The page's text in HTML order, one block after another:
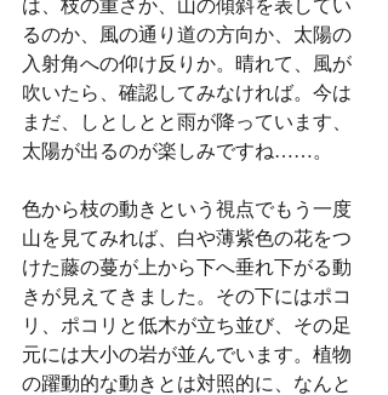
は、枝の重さか、山の傾斜を表してい
るのか、風の通り道の方向か、太陽の
入射角への仰け反りか。晴れて、風が
吹いたら、確認してみなければ。今は
まだ、しとしとと雨が降っています、
太陽が出るのが楽しみですね……。
色から枝の動きという視点でもう一度
山を見てみれば、白や薄紫色の花をつ
けた藤の蔓が上から下へ垂れ下がる動
きが見えてきました。その下にはポコ
リ、ポコリと低木が立ち並び、その足
元には大小の岩が並んでいます。植物
の躍動的な動きとは対照的に、なんと